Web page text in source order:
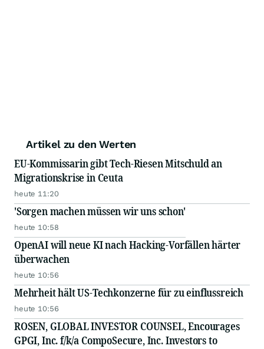
Artikel zu den Werten
EU-Kommissarin gibt Tech-Riesen Mitschuld an
Migrationskrise in Ceuta
heute 11:20
'Sorgen machen müssen wir uns schon'
heute 10:58
OpenAI will neue KI nach Hacking-Vorfällen härter
überwachen
heute 10:56
Mehrheit hält US-Techkonzerne für zu einflussreich
heute 10:56
ROSEN, GLOBAL INVESTOR COUNSEL, Encourages
GPGI, Inc. f/k/a CompoSecure, Inc. Investors to